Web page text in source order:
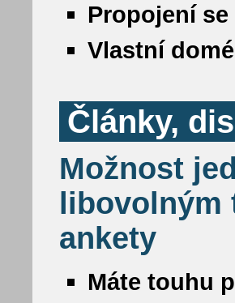
Propojení
Vlastní
Články,
Možnost
ankety
Máte touhu